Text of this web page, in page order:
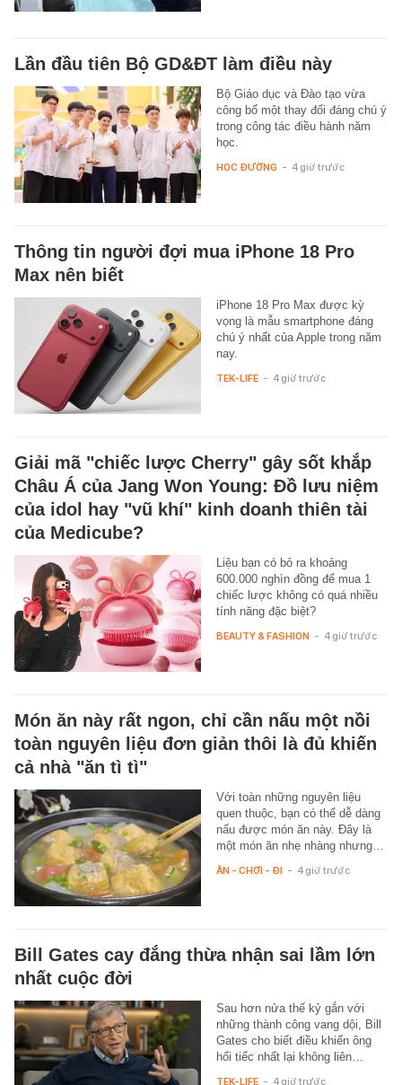
Lần đầu tiên Bộ GD&ĐT làm điều này
Bộ Giáo dục và Đào tạo vừa
công bố một thay đổi đáng chú ý
trong công tác điều hành năm
học.
HỌC ĐƯỜNG - 4 giờ trước
Thông tin người đợi mua iPhone 18 Pro
Max nên biết
iPhone 18 Pro Max được kỳ
vọng là mẫu smartphone đáng
chú ý nhất của Apple trong năm
nay.
TEK-LIFE - 4 giờ trước
Giải mã "chiếc lược Cherry" gây sốt khắp
Châu Á của Jang Won Young: Đồ lưu niệm
của idol hay "vũ khí" kinh doanh thiên tài
của Medicube?
Liệu bạn có bỏ ra khoảng
600.000 nghìn đồng để mua 1
chiếc lược không có quá nhiều
tính năng đặc biệt?
BEAUTY & FASHION - 4 giờ trước
Món ăn này rất ngon, chỉ cần nấu một nồi
toàn nguyên liệu đơn giản thôi là đủ khiến
cả nhà "ăn tì tì"
Với toàn những nguyên liệu
quen thuộc, bạn có thể dễ dàng
nấu được món ăn này. Đây là
một món ăn nhẹ nhàng nhưng…
ĂN - CHƠI - ĐI - 4 giờ trước
Bill Gates cay đắng thừa nhận sai lầm lớn
nhất cuộc đời
Sau hơn nửa thế kỷ gắn với
những thành công vang dội, Bill
Gates cho biết điều khiến ông
hối tiếc nhất lại không liên…
TEK-LIFE - 4 giờ trước